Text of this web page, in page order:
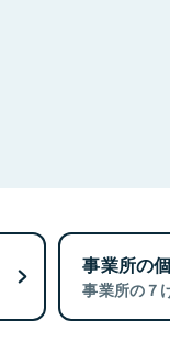
事業所の
事業所の７